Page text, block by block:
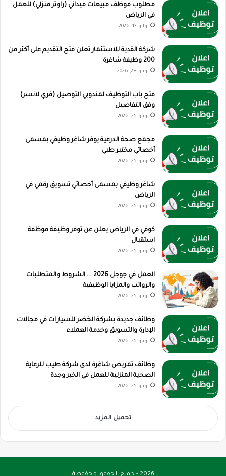
مطلوب موظف مبيعات ميداني (راوتر منزلي) للعمل
في الرياض
يوليو 17, 2026
شركة القدية للاستثمار تعلن فتح التقديم على أكثر من
200 وظيفة شاغرة
يونيو 28, 2026
فتح باب التوظيف لمندوبي التوصيل (فري لانسر)
وفق التفاصيل
يونيو 25, 2026
مجمع صحة الدرعية يوفر شاغر وظيفي بمسمى
أخصائي مختبر طبي
يونيو 25, 2026
شاغر وظيفي بمسمى أخصائي تسويق رقمي في
الرياض
يونيو 25, 2026
كوفي في الرياض يعلن عن توفر وظيفة موظفة
استقبال
يونيو 25, 2026
العمل في جوجل 2026 …. الشروط والمتطلبات
والرواتب والمزايا الوظيفية
يونيو 25, 2026
وظائف جديدة بشركة الخضر للسيارات في مجالات
الإدارة والتسويق وخدمة العملاء
يونيو 25, 2026
وظائف تمريض شاغرة لدى شركة طيب للرعاية
الصحية المنزلية للعمل في الخبر وجدة
يونيو 25, 2026
تحميل المزيد
2026 - جميع الحقوق محفوظة